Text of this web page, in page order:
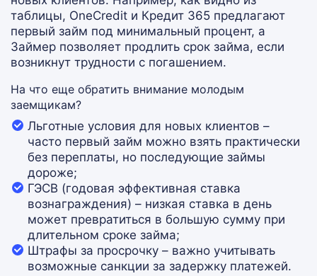
таблицы, OneCredit и Кредит 365 предлагают
первый займ под минимальный процент, а
Займер позволяет продлить срок займа, если
возникнут трудности с погашением.
На что еще обратить внимание молодым
заемщикам?
Льготные условия для новых клиентов –
часто первый займ можно взять практически
без переплаты, но последующие займы
дороже;
ГЭСВ (годовая эффективная ставка
вознаграждения) – низкая ставка в день
может превратиться в большую сумму при
длительном сроке займа;
Штрафы за просрочку – важно учитывать
возможные санкции за задержку платежей.